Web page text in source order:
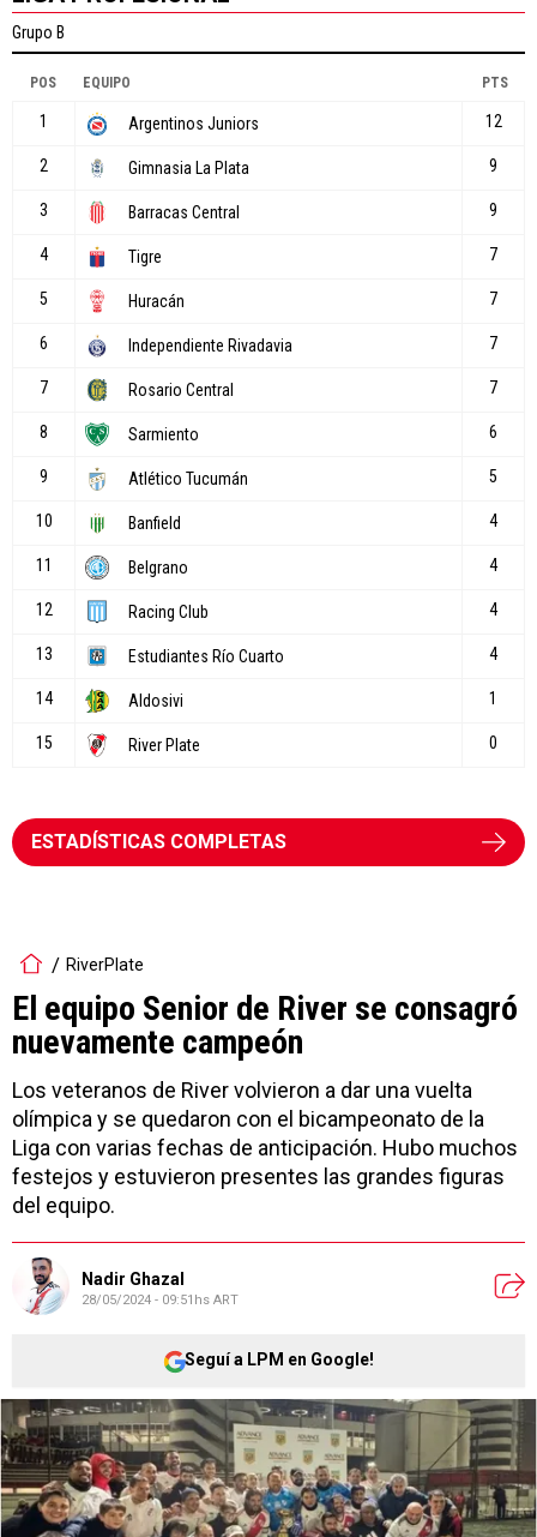
ESTADÍSTICAS COMPLETAS
RiverPlate
El equipo Senior de River se consagró
nuevamente campeón
Los veteranos de River volvieron a dar una vuelta
olímpica y se quedaron con el bicampeonato de la
Liga con varias fechas de anticipación. Hubo muchos
festejos y estuvieron presentes las grandes figuras
del equipo.
Nadir Ghazal
28/05/2024 - 09:51hs ART
Seguí a LPM en Google!